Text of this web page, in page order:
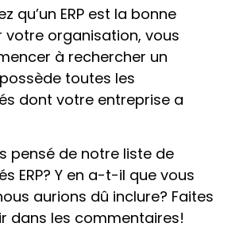
qu’un ERP est la bonne
votre organisation, vous
à rechercher un
toutes les
dont votre entreprise a
pensé de notre liste de
ERP? Y en a-t-il que vous
aurions dû inclure? Faites
dans les commentaires!